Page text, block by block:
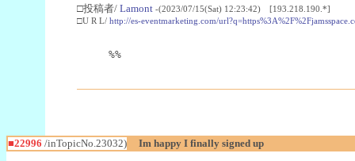
□投稿者/ Lamont -(2023/07/15(Sat) 12:23:42) [193.218.190.*]
□U R L/ http://es-eventmarketing.com/
%%
■22996 /inTopicNo.23032) Im happy I finally signed up